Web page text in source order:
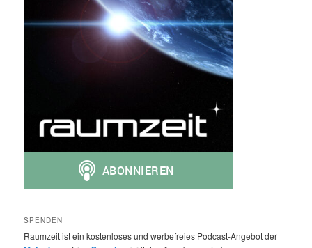
SPENDEN
Raumzeit ist ein kostenloses und werbefreies Podcast-Angebot der